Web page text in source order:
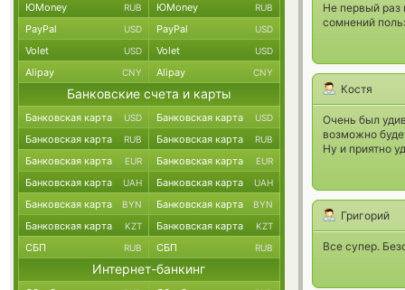
Не первый раз
сомнений
Костя
Очень был
возможно
Ну и приятно
Григорий
Все супер.
ЮMoney RUB ЮMoney RUB
PayPal USD PayPal USD
Volet USD Volet USD
Alipay CNY Alipay CNY
Банковские счета и карты
Банковская карта USD Банковская карта USD
Банковская карта RUB Банковская карта RUB
Банковская карта EUR Банковская карта EUR
Банковская карта UAH Банковская карта UAH
Банковская карта BYN Банковская карта BYN
Банковская карта KZT Банковская карта KZT
СБП RUB СБП RUB
Интернет-банкинг